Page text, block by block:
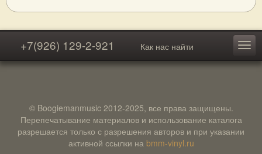
+7(926) 129-2-921 Как нас найти
© Boogiemanmusic 2012-2025, все права защищены.
Перепечатывание материалов и использование каталога
разрешается только с разрешения авторов и при указании
активной ссылки на bmm-vinyl.ru